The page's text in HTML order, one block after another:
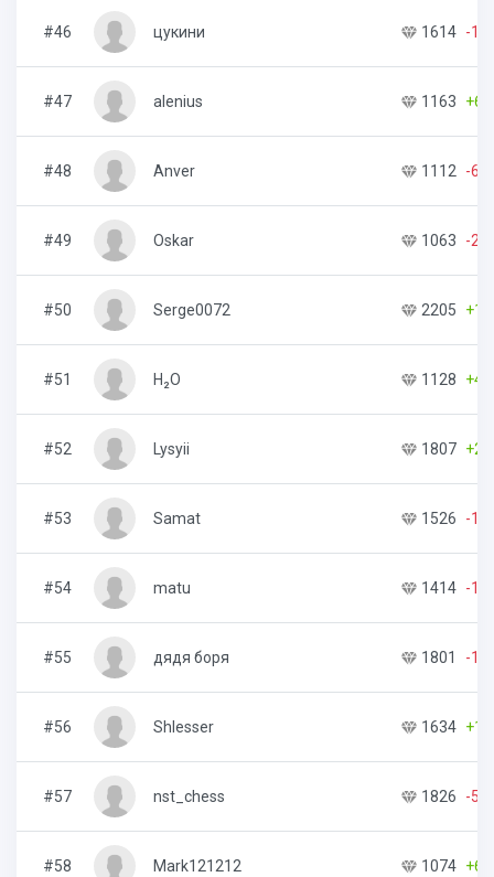
#46 цукини 1614 -
#47 alenius 1163 +63
#48 Anver 1112 -65
#49 Oskar 1063 -
#50 Serge0072 2205
#51 H₂O 1128
#52 Lysyii 1807 +28
#53 Samat 1526 -
#54 matu 1414 -
#55 дядя боря 1801 -14
#56 Shlesser 1634 +1
#57 nst_chess 1826 -53
#58 Mark121212 1074 +64